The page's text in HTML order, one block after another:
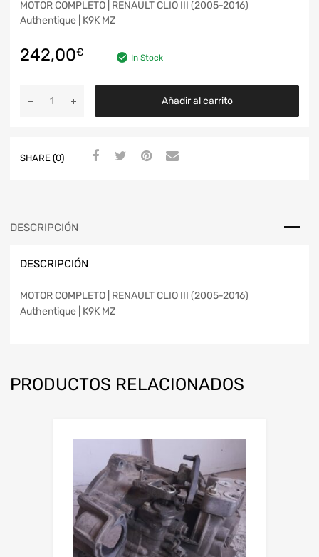
MOTOR COMPLETO | RENAULT CLIO III (2005-2016)
Authentique | K9K MZ
242,00€ In Stock
Añadir al carrito
SHARE (0)
DESCRIPCIÓN
DESCRIPCIÓN
MOTOR COMPLETO | RENAULT CLIO III (2005-2016)
Authentique | K9K MZ
PRODUCTOS RELACIONADOS